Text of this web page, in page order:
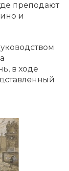
преподают
и
в ходе